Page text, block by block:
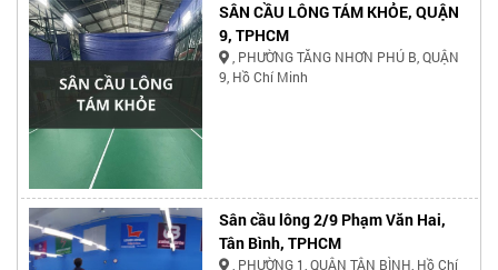
SÂN CẦU LÔNG TÁM KHỎE, QUẬN
9, TPHCM
, PHƯỜNG TĂNG NHƠN PHÚ B, QUẬN
9, Hồ Chí Minh
Sân cầu lông 2/9 Phạm Văn Hai,
Tân Bình, TPHCM
, PHƯỜNG 1, QUẬN TÂN BÌNH, Hồ Chí